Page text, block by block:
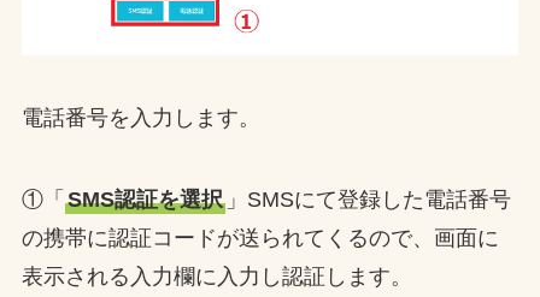
電話番号を入力します。
①「 SMS認証を選択」SMSにて登録した電話番号
の携帯に認証コードが送られてくるので、画面に
表示される入力欄に入力し認証します。